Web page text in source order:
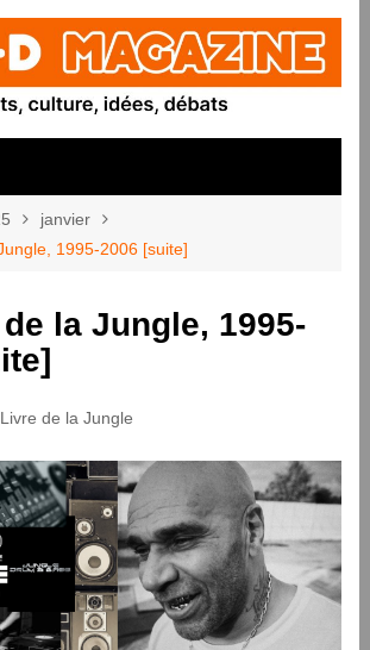
janvier
1995-2006 [suite]
la Jungle, 1995-
de la Jungle